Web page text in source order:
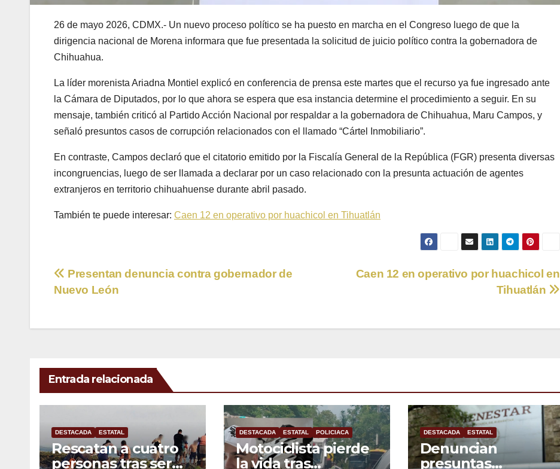
26 de mayo 2026, CDMX.- Un nuevo proceso político se ha puesto en marcha en el Congreso luego de que la
dirigencia nacional de Morena informara que fue presentada la solicitud de juicio político contra la gobernadora de
Chihuahua.
La líder morenistaAriadna Montiel explicó en conferencia de prensa este martes que el recurso ya fue ingresado ante
la Cámara de Diputados, por lo que ahora se espera que esa instancia determine el procedimiento a seguir. En su
mensaje, también criticó al Partido Acción Nacional por respaldar a la gobernadora de Chihuahua, Maru Campos, y
señaló presuntos casos de corrupción relacionados con el llamado “Cártel Inmobiliario”.
En contraste, Campos declaró que el citatorio emitido por la Fiscalía General de la República (FGR) presenta diversas
incongruencias, luego de ser llamada a declarar por un caso relacionado con la presunta actuación de agentes
extranjeros en territorio chihuahuense durante abril pasado.
También te puede interesar: Caen 12 en operativo por huachicol en Tihuatlán
Navegación
entradas
Caen 12 en operativo por huachicol en
Tihuatlán
Presentan denuncia contra gobernador de
Nuevo León
Entrada relacionada
DESTACADA ESTATAL
Rescatan a cuatro
personas tras ser
DESTACADA ESTATAL POLICIACA
Motociclista pierde
la vida tras
DESTACADA ESTATAL
Denuncian
presuntas